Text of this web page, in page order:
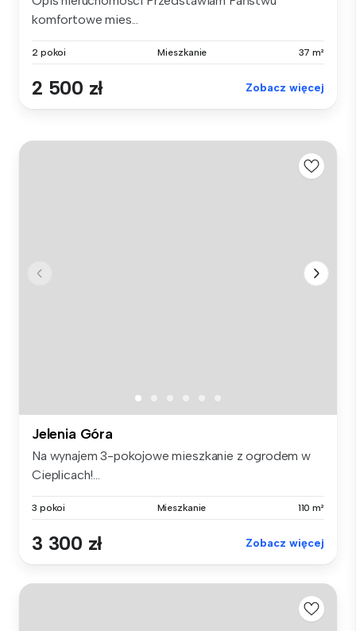
komfortowe mies...
2 pokoi Mieszkanie 37 m²
2 500 zł Zobacz więcej
Jelenia Góra
Na wynajem 3-pokojowe mieszkanie z ogrodem w
Cieplicach!...
3 pokoi Mieszkanie 110 m²
3 300 zł Zobacz więcej